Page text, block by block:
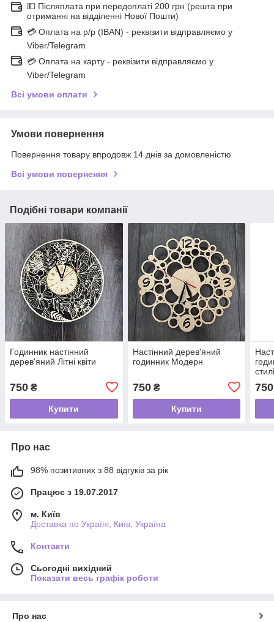
💵 Післяплата при передоплаті 200 грн (решта при
отриманні на відділенні Нової Пошти)
💳 Оплата на р/р (IBAN) - реквізити відправляємо у
Viber/Telegram
💳 Оплата на карту - реквізити відправляємо у
Viber/Telegram
Всі умови оплати
Умови повернення
Повернення товару впродовж 14 днів за домовленістю
Всі умови повернення
Подібні товари компанії
Годинник настінний
дерев'яний Літні квіти
750 ₴
Купити
Настінний дерев'яний
годинник Модерн
750₴
Купити
750
Про нас
98% позитивних з 88 відгуків за рік
Працює з 19.07.2017
м. Київ
Доставка по Україні, Київ, Україна
Контакти
Сьогодні вихідний
Показати весь графік роботи
Про нас